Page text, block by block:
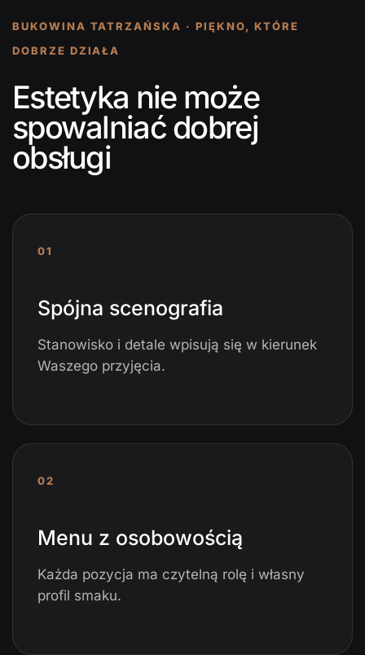
BUKOWINA TATRZAŃSKA · PIĘKNO, KTÓRE
DOBRZE DZIAŁA
Estetyka nie może
spowalniać dobrej
obsługi
01
Spójna scenografia
Stanowisko i detale wpisują się w kierunek
Waszego przyjęcia.
02
Menu z osobowością
Każda pozycja ma czytelną rolę i własny
profil smaku.